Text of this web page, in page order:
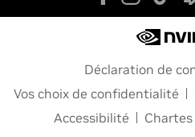
Déclaration de
Vos choix de confidentialité
Accessibilité